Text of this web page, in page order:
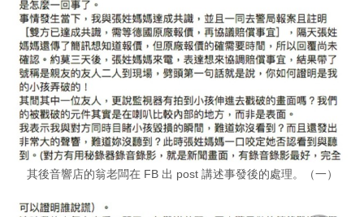
其後音響店的翁老闆在 FB 出 post 講述事發後的處理。（一）